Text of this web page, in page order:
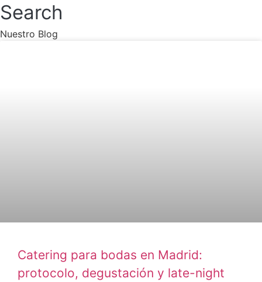
Search
Nuestro Blog
Catering para bodas en Madrid:
protocolo, degustación y late-night